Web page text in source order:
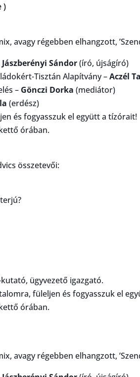
)
avagy régebben elhangzott,
Jászberényi Sándor(író, újságíró)
Tisztán Alapítvány –Aczél
– Gönczi Dorka (mediátor)
(erdész)
és fogyasszuk el együtt a tízórait!
órában.
összetevői:
ügyvezető igazgató.
füleljen és fogyasszuk el
órában.
avagy régebben elhangzott,